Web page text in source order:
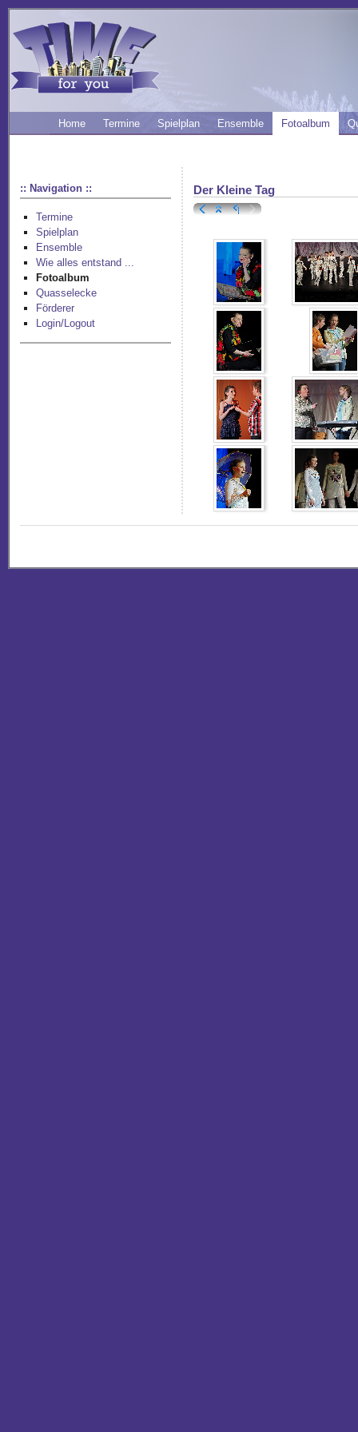
Home Termine Spielplan Ensemble Fotoalbum
:: Navigation ::
Termine
Spielplan
Ensemble
Wie alles entstand ...
Fotoalbum
Quasselecke
Förderer
Login/Logout
Der Kleine Tag